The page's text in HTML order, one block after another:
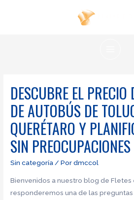
DESCUBRE EL PRECIO
DE AUTOBÚS DE
QUERÉTARO Y
SIN PREOCUPACIONES
Sin categoría / Pordmccol
Bienvenidos a nuestro blog de Fletes
responderemos una de las preguntas